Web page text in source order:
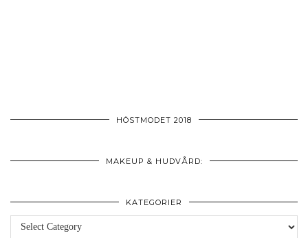
HÖSTMODET 2018
MAKEUP & HUDVÅRD:
KATEGORIER
Kategorier